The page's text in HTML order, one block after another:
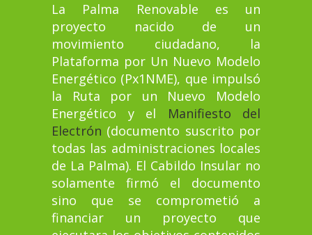
La Palma Renovable es un
proyecto nacido de un
movimiento ciudadano, la
Plataforma por Un Nuevo Modelo
Energético (Px1NME), que impulsó
la Ruta por un Nuevo Modelo
Energético y el
Manifiesto del
Electrón (documento suscrito por
todas las administraciones locales
de La Palma). El Cabildo Insular no
solamente firmó el documento
sino que se comprometió a
financiar un proyecto que